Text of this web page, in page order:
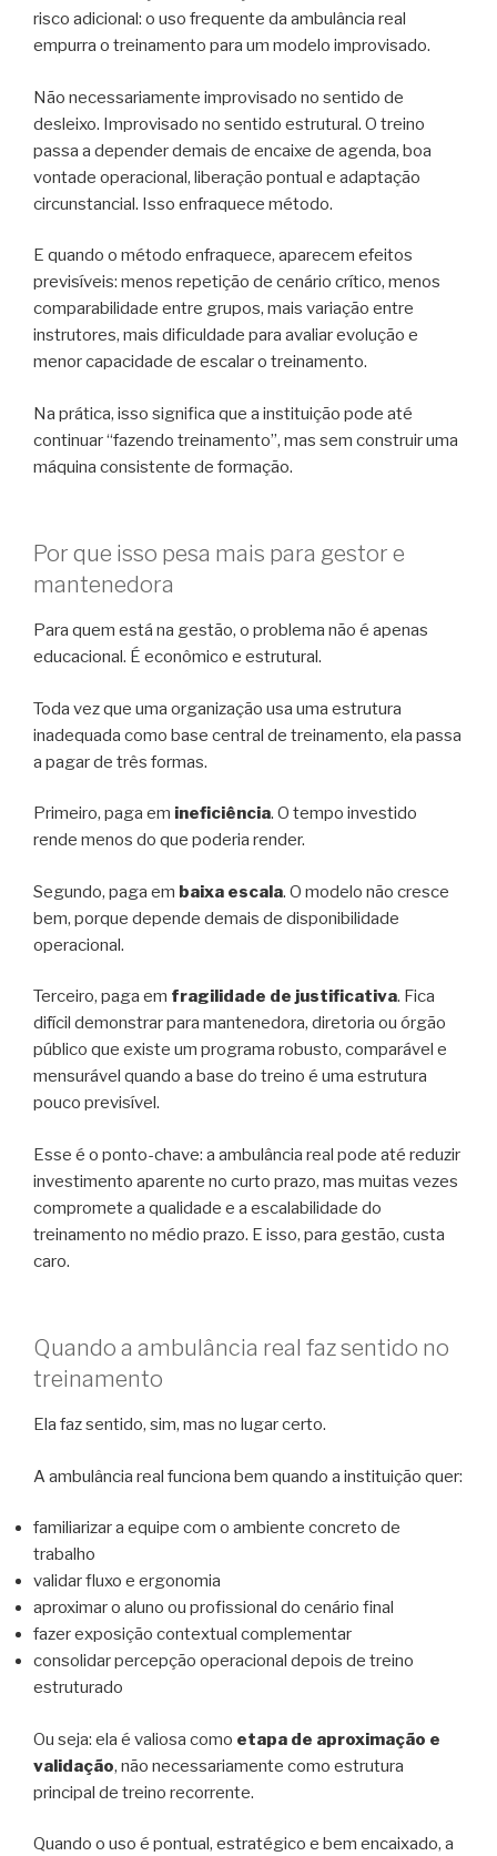
risco adicional: o uso frequente da ambulância real
empurra o treinamento para um modelo improvisado.
Não necessariamente improvisado no sentido de
desleixo. Improvisado no sentido estrutural. O treino
passa a depender demais de encaixe de agenda, boa
vontade operacional, liberação pontual e adaptação
circunstancial. Isso enfraquece método.
E quando o método enfraquece, aparecem efeitos
previsíveis: menos repetição de cenário crítico, menos
comparabilidade entre grupos, mais variação entre
instrutores, mais dificuldade para avaliar evolução e
menor capacidade de escalar o treinamento.
Na prática, isso significa que a instituição pode até
continuar “fazendo treinamento”, mas sem construir uma
máquina consistente de formação.
Por que isso pesa mais para gestor e
mantenedora
Para quem está na gestão, o problema não é apenas
educacional. É econômico e estrutural.
Toda vez que uma organização usa uma estrutura
inadequada como base central de treinamento, ela passa
a pagar de três formas.
Primeiro, paga em ineficiência. O tempo investido
rende menos do que poderia render.
Segundo, paga em baixa escala. O modelo não cresce
bem, porque depende demais de disponibilidade
operacional.
Terceiro, paga em fragilidade de justificativa. Fica
difícil demonstrar para mantenedora, diretoria ou órgão
público que existe um programa robusto, comparável e
mensurável quando a base do treino é uma estrutura
pouco previsível.
Esse é o ponto-chave: a ambulância real pode até reduzir
investimento aparente no curto prazo, mas muitas vezes
compromete a qualidade e a escalabilidade do
treinamento no médio prazo. E isso, para gestão, custa
caro.
Quando a ambulância real faz sentido no
treinamento
Ela faz sentido, sim, mas no lugar certo.
A ambulância real funciona bem quando a instituição quer:
familiarizar a equipe com o ambiente concreto de
trabalho
validar fluxo e ergonomia
aproximar o aluno ou profissional do cenário final
fazer exposição contextual complementar
consolidar percepção operacional depois de treino
estruturado
Ou seja: ela é valiosa como etapa de aproximação e
validação, não necessariamente como estrutura
principal de treino recorrente.
Quando o uso é pontual, estratégico e bem encaixado, a